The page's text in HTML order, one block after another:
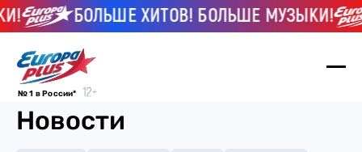
БОЛЬШЕ ХИТОВ! БОЛЬШЕ МУЗЫКИ!
№ 1 в России*
Новости